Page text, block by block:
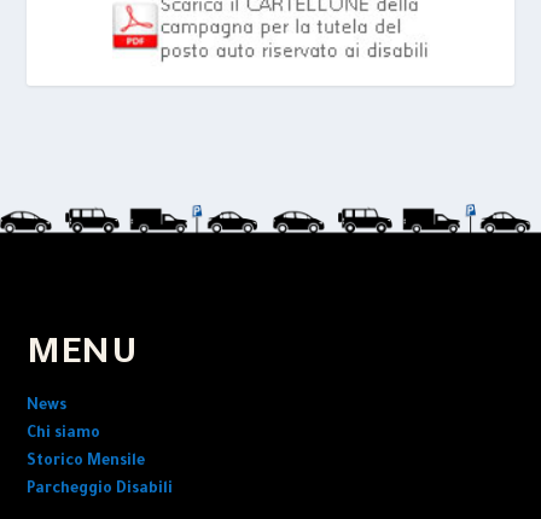
MENU
News
Chi siamo
Storico Mensile
Parcheggio Disabili